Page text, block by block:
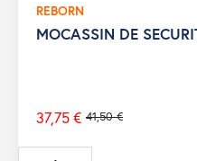
REBORN
MOCASSIN DE
Prix
de
41,50 €
37,75 €